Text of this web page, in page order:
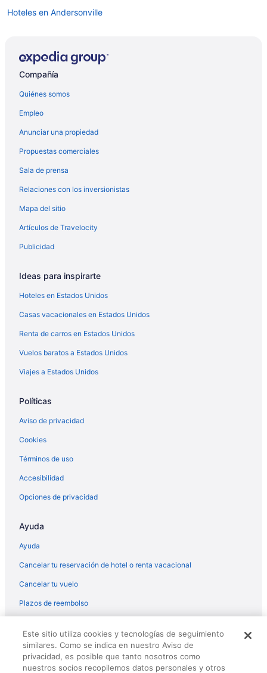
Hoteles en Andersonville
Hoteles en Chicago
Hoteles en Edgewater Beach
Hoteles de lujo en Edgewater
Hoteles cerca del lago en Edgewater
Hoteles en Edgewater
Condominios en Estación de metro de Argyle
B&B en Estación de metro de Damen
B&B en Estación de metro de Davis
Casas vacacionales en Estación de metro de Davis
Hostales en Estación de metro de Diversy
Apartamentos en Estación de metro de Harlem-O’Hare
Casas vacacionales en Evanston
Condominios en Evanston
Hostales en Evanston
Hoteles románticos en Evanston
Hoteles cerca del lago en Evanston
Hoteles con desayuno incluido en Evanston
Hoteles con alberca en Evanston
Hyatt Hotels en Evanston
Hoteles en Evanston
Moteles en Evanston
Casas vacacionales en Glenview
Apartamentos en Glenview
Hostales en Glenview
Hoteles de lujo en Glenview
Hoteles familiares en Glenview
Hoteles baratos en Glenview
Hoteles con cocina en Glenview
Compañía
Quiénes somos
Empleo
Anunciar una propiedad
Propuestas comerciales
Sala de prensa
Relaciones con los inversionistas
Mapa del sitio
Artículos de Travelocity
Publicidad
Ideas para inspirarte
Hoteles en Estados Unidos
Casas vacacionales en Estados Unidos
Renta de carros en Estados Unidos
Vuelos baratos a Estados Unidos
Viajes a Estados Unidos
Políticas
Aviso de privacidad
Cookies
Términos de uso
Accesibilidad
Opciones de privacidad
Ayuda
Ayuda
Cancelar tu reservación de hotel o renta vacacional
Cancelar tu vuelo
Plazos de reembolso
reserved. Travelocity, the Stars Design, and The Roaming Gnome
Design are trademarks or registered trademarks of Travelscape LLC.
CST# 2083930-50.
Este sitio utiliza cookies y tecnologías de seguimiento
similares. Como se indica en nuestro Aviso de
privacidad, es posible que tanto nosotros como
nuestros socios recopilemos datos personales y otros